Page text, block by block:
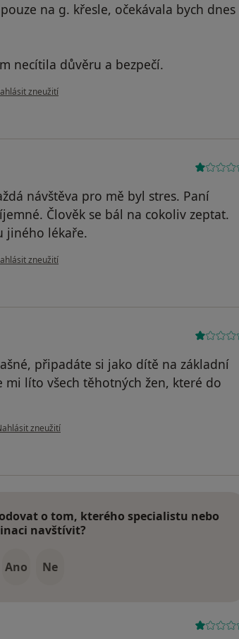
na g. křesle, očekávala bych dnes
necítila důvěru a bezpečí.
názoru uživatele Jana
zneužití
návštěva pro mě byl stres. Paní
Člověk se bál na cokoliv zeptat.
jiného lékaře.
názoru uživatele Monika
zneužití
připadáte si jako dítě na základní
mi líto všech těhotných žen, které do
názoru uživatele Jana
zneužití
o tom, kterého specialistu nebo
navštívit?
Ano Ne